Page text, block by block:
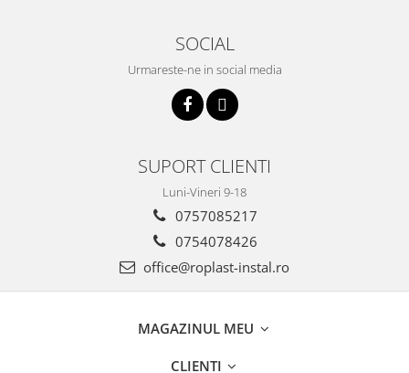
SOCIAL
Urmareste-ne in social media
SUPORT CLIENTI
Luni-Vineri 9-18
0757085217
0754078426
office@roplast-instal.ro
MAGAZINUL MEU
CLIENTI